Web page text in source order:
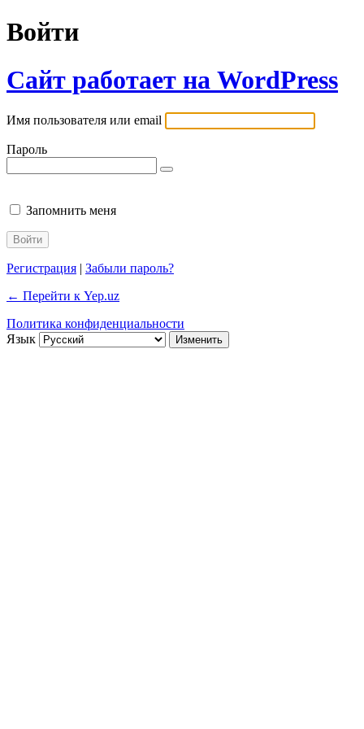
Войти
Сайт работает на WordPress
Имя пользователя или email
Пароль
Запомнить меня
Регистрация | Забыли пароль?
← Перейти к Yep.uz
Политика конфиденциальности
Язык